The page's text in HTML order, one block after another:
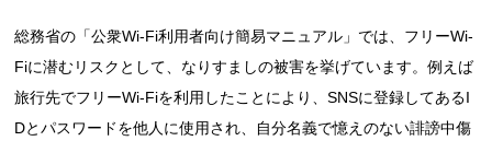
総務省の「公衆Wi-Fi利用者向け簡易マニュアル」では、フリーWi-
Fiに潜むリスクとして、なりすましの被害を挙げています。例えば
旅行先でフリーWi-Fiを利用したことにより、SNSに登録してあるI
Dとパスワードを他人に使用され、自分名義で憶えのない誹謗中傷